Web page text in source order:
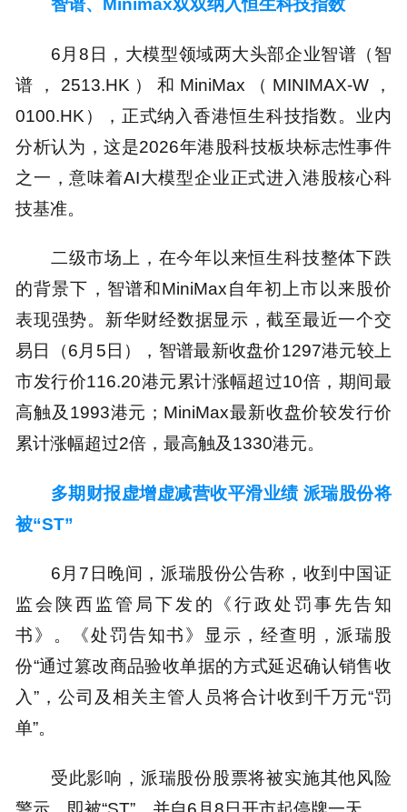
6月8日，大模型领域两大头部企业智谱（智
谱，2513.HK）和MiniMax（MINIMAX-W，
0100.HK），正式纳入香港恒生科技指数。业内
分析认为，这是2026年港股科技板块标志性事件
之一，意味着AI大模型企业正式进入港股核心科
技基准。
二级市场上，在今年以来恒生科技整体下跌
的背景下，智谱和MiniMax自年初上市以来股价
表现强势。新华财经数据显示，截至最近一个交
易日（6月5日），智谱最新收盘价1297港元较上
市发行价116.20港元累计涨幅超过10倍，期间最
高触及1993港元；MiniMax最新收盘价较发行价
累计涨幅超过2倍，最高触及1330港元。
多期财报虚增虚减营收平滑业绩 派瑞股份将
被“ST”
6月7日晚间，派瑞股份公告称，收到中国证
监会陕西监管局下发的《行政处罚事先告知
书》。《处罚告知书》显示，经查明，派瑞股
份“通过篡改商品验收单据的方式延迟确认销售收
入”，公司及相关主管人员将合计收到千万元“罚
单”。
受此影响，派瑞股份股票将被实施其他风险